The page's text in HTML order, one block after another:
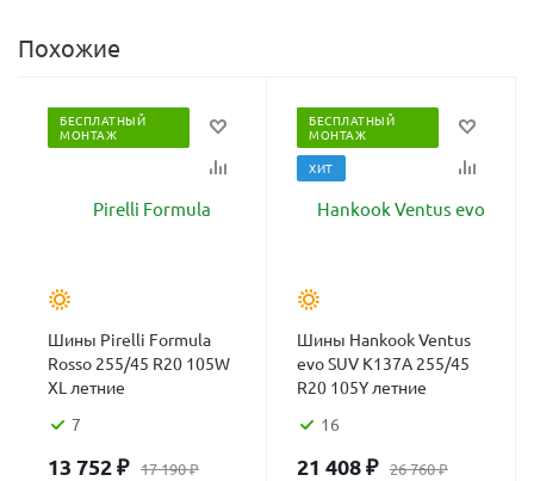
Похожие
БЕСПЛАТНЫЙ
МОНТАЖ
Шины Pirelli Formula
Rosso 255/45 R20 105W
XL летние
7
13 752₽ 17 190₽
БЕСПЛАТНЫЙ
МОНТАЖ
ХИТ
Шины Hankook Ventus
evo SUV K137A 255/45
R20 105Y летние
16
21 408₽ 26 760₽